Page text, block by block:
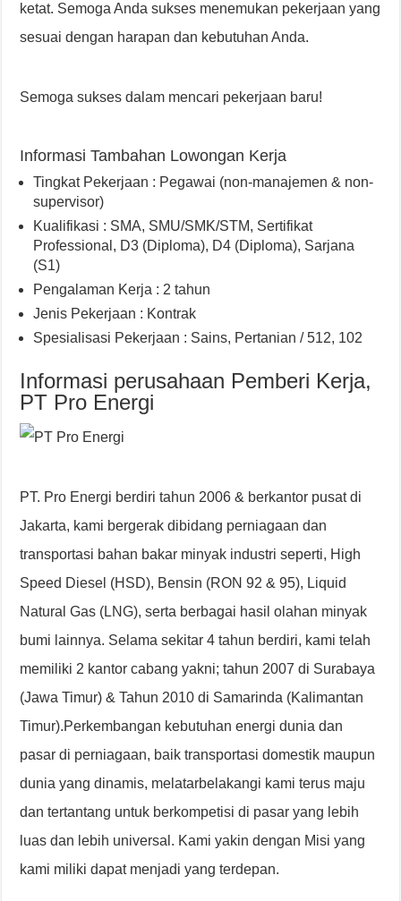
ketat. Semoga Anda sukses menemukan pekerjaan yang
sesuai dengan harapan dan kebutuhan Anda.
Semoga sukses dalam mencari pekerjaan baru!
Informasi Tambahan Lowongan Kerja
Tingkat Pekerjaan : Pegawai (non-manajemen & non-
supervisor)
Kualifikasi : SMA, SMU/SMK/STM, Sertifikat
Professional, D3 (Diploma), D4 (Diploma), Sarjana
(S1)
Pengalaman Kerja : 2 tahun
Jenis Pekerjaan : Kontrak
Spesialisasi Pekerjaan : Sains, Pertanian / 512, 102
Informasi perusahaan Pemberi Kerja,
PT Pro Energi
PT. Pro Energi berdiri tahun 2006 & berkantor pusat di
Jakarta, kami bergerak dibidang perniagaan dan
transportasi bahan bakar minyak industri seperti, High
Speed Diesel (HSD), Bensin (RON 92 & 95), Liquid
Natural Gas (LNG), serta berbagai hasil olahan minyak
bumi lainnya. Selama sekitar 4 tahun berdiri, kami telah
memiliki 2 kantor cabang yakni; tahun 2007 di Surabaya
(Jawa Timur) & Tahun 2010 di Samarinda (Kalimantan
Timur).Perkembangan kebutuhan energi dunia dan
pasar di perniagaan, baik transportasi domestik maupun
dunia yang dinamis, melatarbelakangi kami terus maju
dan tertantang untuk berkompetisi di pasar yang lebih
luas dan lebih universal. Kami yakin dengan Misi yang
kami miliki dapat menjadi yang terdepan.